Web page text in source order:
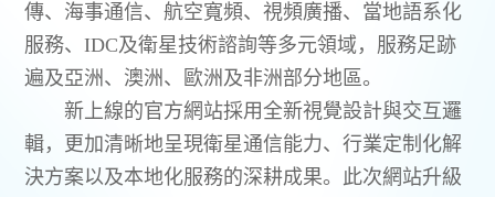
傳、海事通信、航空寬頻、視頻廣播、當地語系化
服務、IDC及衛星技術諮詢等多元領域，服務足跡
遍及亞洲、澳洲、歐洲及非洲部分地區。
新上線的官方網站採用全新視覺設計與交互邏
輯，更加清晰地呈現衛星通信能力、行業定制化解
決方案以及本地化服務的深耕成果。此次網站升級